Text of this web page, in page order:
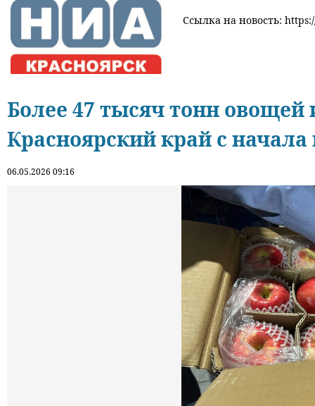
Ссылка на новость:
Более 47 тысяч тонн
Красноярский край с начала
06.05.2026 09:16